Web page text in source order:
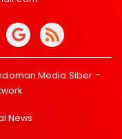
Media Siber
News